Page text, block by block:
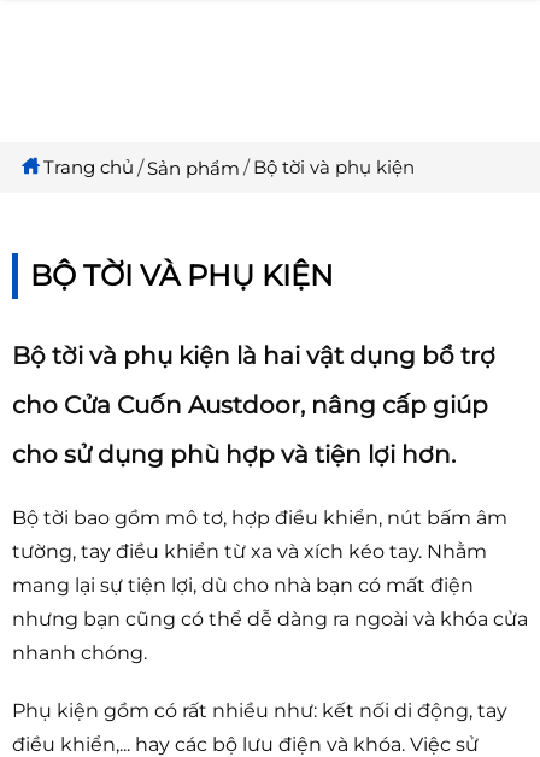
Trang chủ Sản phẩm Bộ tời và phụ kiện
BỘ TỜI VÀ PHỤ KIỆN
Bộ tời và phụ kiện là hai vật dụng bổ trợ
cho Cửa Cuốn Austdoor, nâng cấp giúp
cho sử dụng phù hợp và tiện lợi hơn.
Bộ tời bao gồm mô tơ, hợp điều khiển, nút bấm âm
tường, tay điều khiển từ xa và xích kéo tay. Nhằm
mang lại sự tiện lợi, dù cho nhà bạn có mất điện
nhưng bạn cũng có thể dễ dàng ra ngoài và khóa cửa
nhanh chóng.
Phụ kiện gồm có rất nhiều như: kết nối di động, tay
điều khiển,... hay các bộ lưu điện và khóa. Việc sử